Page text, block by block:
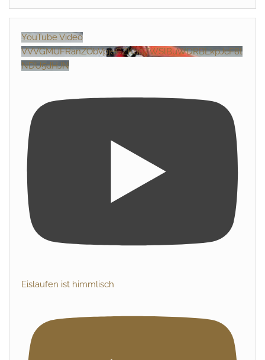
YouTube Video
VVVGMUFRanZObVpjeGZKb0ZWSlBuWDRBLkpJcF8t
NDU5dHJN
Eislaufen ist himmlisch